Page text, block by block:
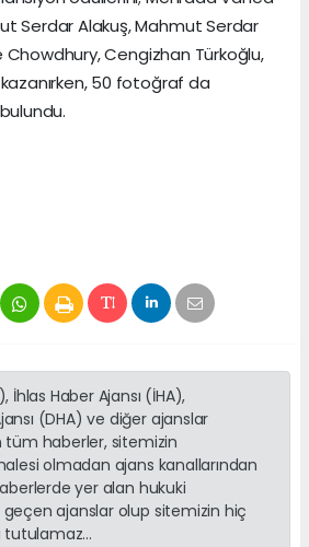
Serdar Alakuş, Mahmut Serdar
Chowdhury, Cengizhan Türkoğlu,
50 fotoğraf da
İhlas Haber Ajansı (İHA),
(DHA) ve diğer ajanslar
tüm haberler, sitemizin
olmadan ajans kanallarından
yer alan hukuki
ajanslar olup sitemizin hiç